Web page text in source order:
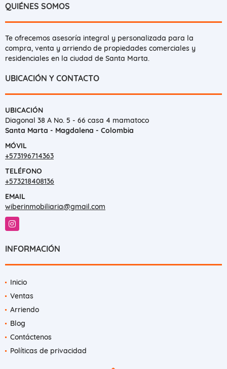
QUIÉNES SOMOS
Te ofrecemos asesoría integral y personalizada para la
compra, venta y arriendo de propiedades comerciales y
residenciales en la ciudad de Santa Marta.
UBICACIÓN Y CONTACTO
UBICACIÓN
Diagonal 38 A No. 5 - 66 casa 4 mamatoco
Santa Marta - Magdalena - Colombia
MÓVIL
+573196714363
TELÉFONO
+573218408136
EMAIL
wiberinmobiliaria@gmail.com
Instagram
INFORMACIÓN
Inicio
Ventas
Arriendo
Blog
Contáctenos
Políticas de privacidad